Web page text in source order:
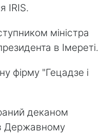
IRIS.
міністра
в Імереті.
фірму "Гецадзе і
деканом
Державному